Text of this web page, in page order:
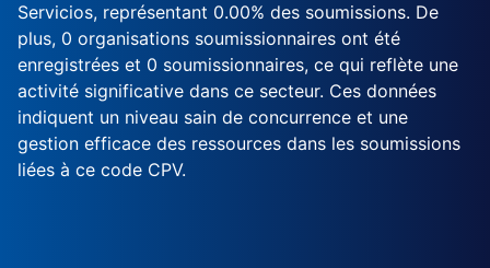
Servicios, représentant 0.00% des soumissions. De
plus, 0 organisations soumissionnaires ont été
enregistrées et 0 soumissionnaires, ce qui reflète une
activité significative dans ce secteur. Ces données
indiquent un niveau sain de concurrence et une
gestion efficace des ressources dans les soumissions
liées à ce code CPV.